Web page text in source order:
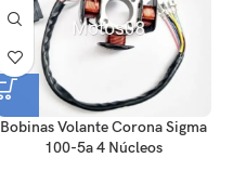
Bobinas Volante Corona Sigma
100-5a 4 Núcleos